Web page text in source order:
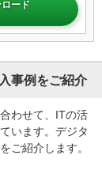
ンタイプは簡
ンツ更新には
用に専門知識
の活用事例を
ード
事例をご紹介
わせて、ITの活
います。デジタ
ご紹介します。